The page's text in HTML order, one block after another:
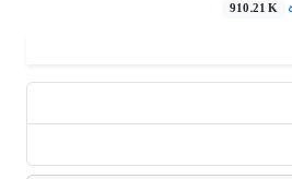
910.21 K